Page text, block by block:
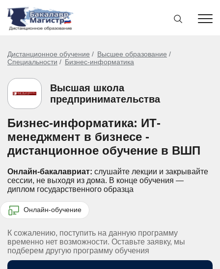
Дистанционное обучение
Высшее образование
Специальности
Бизнес-информатика
Высшая школа
предпринимательства
Бизнес-информатика: ИТ-
менеджмент в бизнесе -
дистанционное обучение в ВШП
Онлайн-бакалавриат: слушайте лекции и закрывайте
сессии, не выходя из дома. В конце обучения —
диплом государственного образца
Онлайн-обучение
К сожалению, поступить на данную программу
временно нет возможности. Оставьте заявку, мы
подберем другую программу обучения